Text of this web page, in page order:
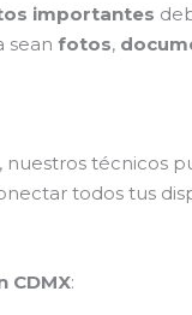
importantes
sean fotos,
, nuestros técnicos
todos tus
CDMX: